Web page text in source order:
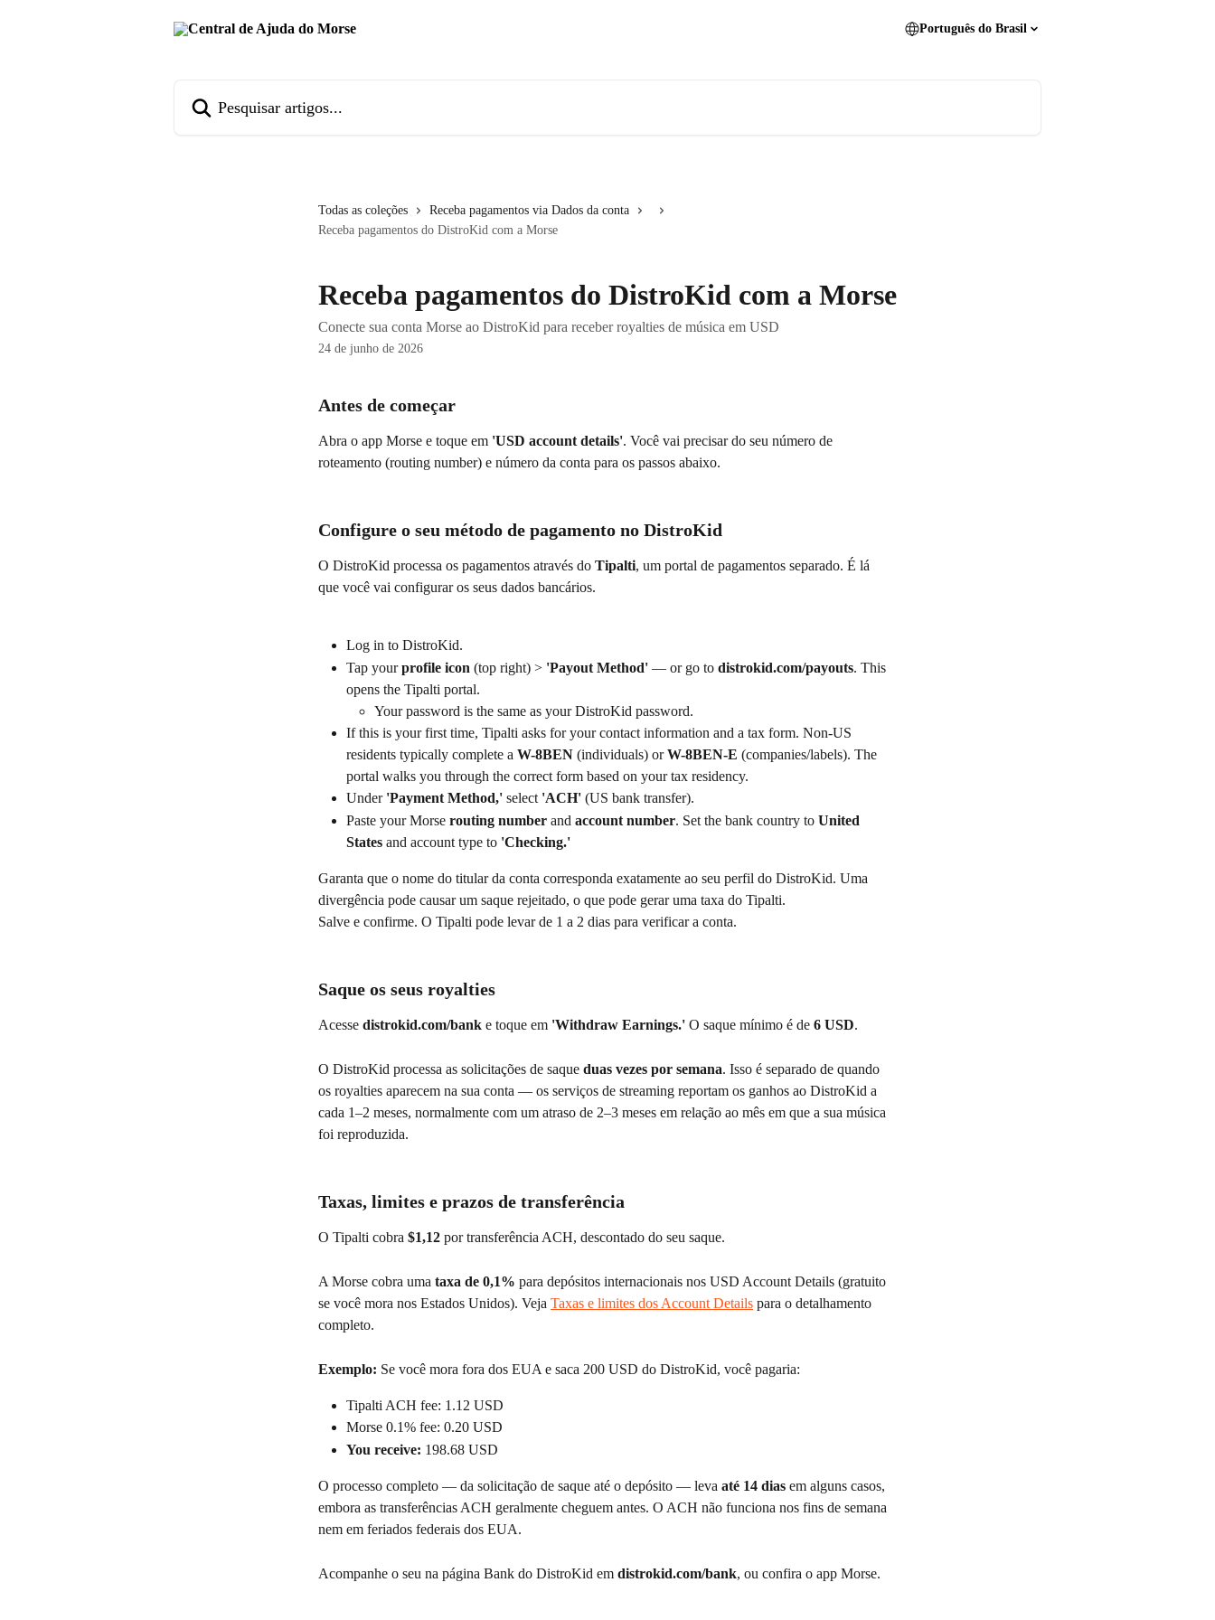
Português do Brasil
Todas as coleções
Receba pagamentos via Dados da conta
Receba pagamentos do DistroKid com a Morse
Receba pagamentos do DistroKid com a Morse
Conecte sua conta Morse ao DistroKid para receber royalties de música em USD
24 de junho de 2026
Antes de começar
Abra o app Morse e toque em 'USD account details'. Você vai precisar do seu número de
roteamento (routing number) e número da conta para os passos abaixo.
Configure o seu método de pagamento no DistroKid
O DistroKid processa os pagamentos através do Tipalti, um portal de pagamentos separado. É lá
que você vai configurar os seus dados bancários.
Log in to DistroKid.
Tap your profile icon (top right) > 'Payout Method' — or go to distrokid.com/payouts. This
opens the Tipalti portal.
Your password is the same as your DistroKid password.
If this is your first time, Tipalti asks for your contact information and a tax form. Non-US
residents typically complete a W-8BEN (individuals) or W-8BEN-E (companies/labels). The
portal walks you through the correct form based on your tax residency.
Under 'Payment Method,' select 'ACH' (US bank transfer).
Paste your Morse routing number and account number. Set the bank country to United
States and account type to 'Checking.'
Garanta que o nome do titular da conta corresponda exatamente ao seu perfil do DistroKid. Uma
divergência pode causar um saque rejeitado, o que pode gerar uma taxa do Tipalti.
Salve e confirme. O Tipalti pode levar de 1 a 2 dias para verificar a conta.
Saque os seus royalties
Acesse distrokid.com/bank e toque em 'Withdraw Earnings.' O saque mínimo é de 6 USD.
O DistroKid processa as solicitações de saque duas vezes por semana. Isso é separado de quando
os royalties aparecem na sua conta — os serviços de streaming reportam os ganhos ao DistroKid a
cada 1–2 meses, normalmente com um atraso de 2–3 meses em relação ao mês em que a sua música
foi reproduzida.
Taxas, limites e prazos de transferência
O Tipalti cobra $1,12 por transferência ACH, descontado do seu saque.
A Morse cobra uma taxa de 0,1% para depósitos internacionais nos USD Account Details (gratuito
se você mora nos Estados Unidos). Veja Taxas e limites dos Account Details para o detalhamento
completo.
Exemplo: Se você mora fora dos EUA e saca 200 USD do DistroKid, você pagaria:
Tipalti ACH fee: 1.12 USD
Morse 0.1% fee: 0.20 USD
You receive: 198.68 USD
O processo completo — da solicitação de saque até o depósito — leva até 14 dias em alguns casos,
embora as transferências ACH geralmente cheguem antes. O ACH não funciona nos fins de semana
nem em feriados federais dos EUA.
Acompanhe o seu na página Bank do DistroKid em distrokid.com/bank, ou confira o app Morse.